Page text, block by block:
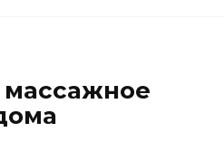
массажное